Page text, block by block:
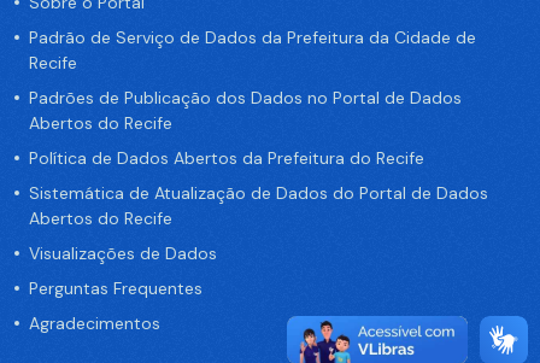
Padrão de Serviço de Dados da Prefeitura da Cidade de
Recife
Padrões de Publicação dos Dados no Portal de Dados
Abertos do Recife
Política de Dados Abertos da Prefeitura do Recife
Sistemática de Atualização de Dados do Portal de Dados
Abertos do Recife
Visualizações de Dados
Perguntas Frequentes
Agradecimentos